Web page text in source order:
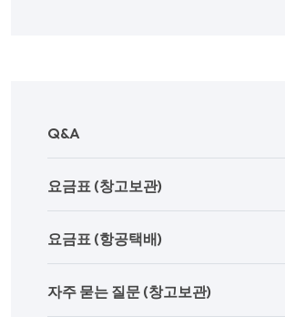
Q&A
요금표 (창고보관)
요금표 (항공택배)
자주 묻는 질문 (창고보관)